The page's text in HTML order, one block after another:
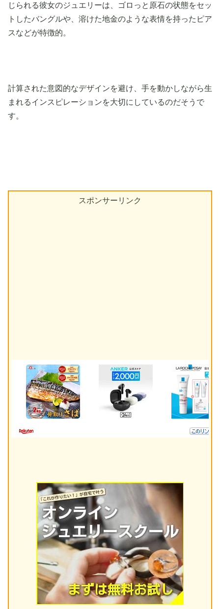
じられる彼女のジュエリーは、ゴロっと原石の状態をセッ
トしたバングルや、溶けた地金のような表情を持ったピア
スなどが特徴的。
計算された意図的なデザインを避け、手を動かしながら生
まれるインスピレーションを大切にしているのだそうで
す。
スポンサーリンク